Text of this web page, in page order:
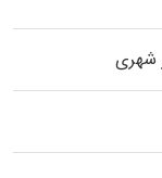
شهری